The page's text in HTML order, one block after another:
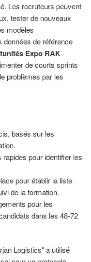
Les recruteurs peuvent
tester de nouveaux
modèles
données de référence
Expo RAK
de courts sprints
problèmes par les
basés sur les
pour identifier les
pour établir la liste
de la formation.
pour les
dans les 48-72
Logistics" a utilisé